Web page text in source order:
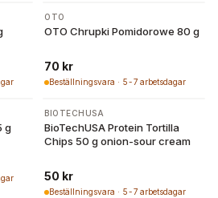
OTO
OTO Chrupki Pomidorowe 80 g
70 kr
Beställningsvara · 5-7 arbetsdagar
g
BIOTECHUSA
BioTechUSA Protein Tortilla
Chips 50 g onion-sour cream
50 kr
Beställningsvara · 5-7 arbetsdagar